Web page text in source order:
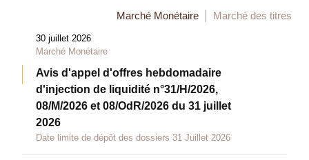
Marché Monétaire Marché des titres
30 juillet 2026
Marché Monétaire
Avis d'appel d'offres hebdomadaire
d'injection de liquidité n°31/H/2026,
08/M/2026 et 08/OdR/2026 du 31 juillet
2026
Date limite de dépôt des dossiers 31 Juillet 2026